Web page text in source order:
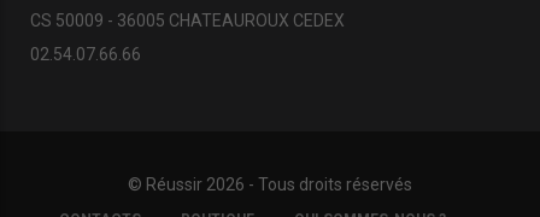
CS 50009 - 36005 CHATEAUROUX CEDEX
02.54.07.66.66
© Réussir 2026 - Tous droits réservés
FOOTER